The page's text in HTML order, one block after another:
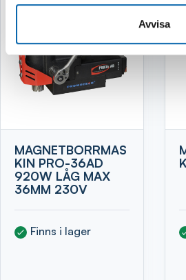
Avvisa
MAGNETBORRMAS
KIN PRO-36AD
920W LÅG MAX
36MM 230V
Finns i lager